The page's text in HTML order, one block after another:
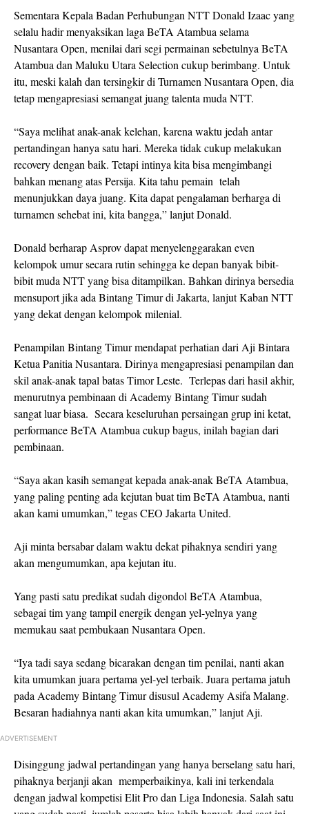
Sementara Kepala Badan Perhubungan NTT Donald Izaac yang
selalu hadir menyaksikan laga BeTA Atambua selama
Nusantara Open, menilai dari segi permainan sebetulnya BeTA
Atambua dan Maluku Utara Selection cukup berimbang. Untuk
itu, meski kalah dan tersingkir di Turnamen Nusantara Open, dia
tetap mengapresiasi semangat juang talenta muda NTT.
“Saya melihat anak-anak kelehan, karena waktu jedah antar
pertandingan hanya satu hari. Mereka tidak cukup melakukan
recovery dengan baik. Tetapi intinya kita bisa mengimbangi
bahkan menang atas Persija. Kita tahu pemain telah
menunjukkan daya juang. Kita dapat pengalaman berharga di
turnamen sehebat ini, kita bangga,” lanjut Donald.
Donald berharap Asprov dapat menyelenggarakan even
kelompok umur secara rutin sehingga ke depan banyak bibit-
bibit muda NTT yang bisa ditampilkan. Bahkan dirinya bersedia
mensuport jika ada Bintang Timur di Jakarta, lanjut Kaban NTT
yang dekat dengan kelompok milenial.
Penampilan Bintang Timur mendapat perhatian dari Aji Bintara
Ketua Panitia Nusantara. Dirinya mengapresiasi penampilan dan
skil anak-anak tapal batas Timor Leste. Terlepas dari hasil akhir,
menurutnya pembinaan di Academy Bintang Timur sudah
sangat luar biasa. Secara keseluruhan persaingan grup ini ketat,
performance BeTA Atambua cukup bagus, inilah bagian dari
pembinaan.
“Saya akan kasih semangat kepada anak-anak BeTA Atambua,
yang paling penting ada kejutan buat tim BeTA Atambua, nanti
akan kami umumkan,” tegas CEO Jakarta United.
Aji minta bersabar dalam waktu dekat pihaknya sendiri yang
akan mengumumkan, apa kejutan itu.
Yang pasti satu predikat sudah digondol BeTA Atambua,
sebagai tim yang tampil energik dengan yel-yelnya yang
memukau saat pembukaan Nusantara Open.
“Iya tadi saya sedang bicarakan dengan tim penilai, nanti akan
kita umumkan juara pertama yel-yel terbaik. Juara pertama jatuh
pada Academy Bintang Timur disusul Academy Asifa Malang.
Besaran hadiahnya nanti akan kita umumkan,” lanjut Aji.
ADVERTISEMENT
Disinggung jadwal pertandingan yang hanya berselang satu hari,
pihaknya berjanji akan memperbaikinya, kali ini terkendala
dengan jadwal kompetisi Elit Pro dan Liga Indonesia. Salah satu